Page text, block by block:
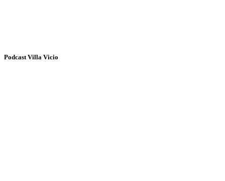
Podcast Villa Vicio